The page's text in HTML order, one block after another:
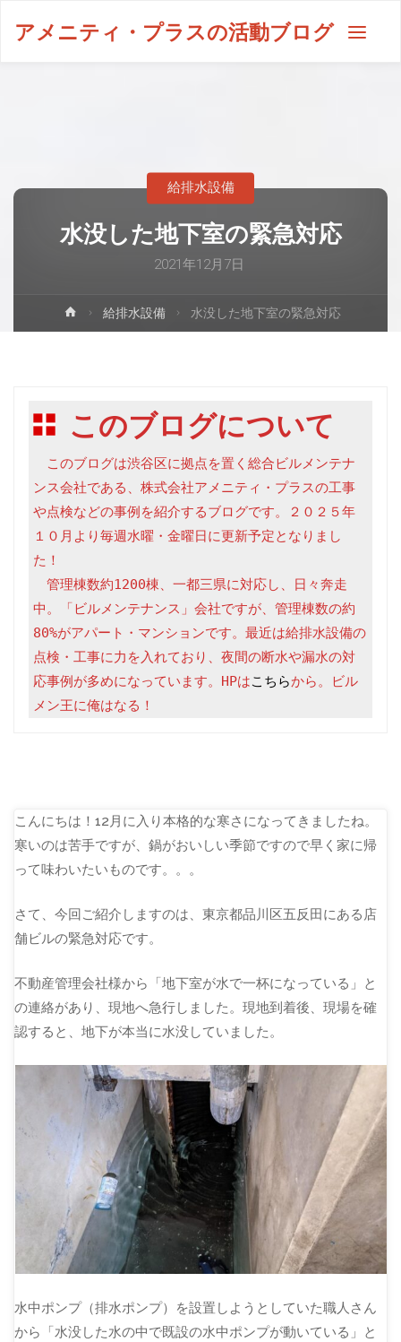
アメニティ・プラスの活動ブログ
水没した地下室の緊急対応
2021年12月7日
給排水設備
給排水設備 水没した地下室の緊急対応
このブログについて
このブログは渋谷区に拠点を置く総合ビルメンテナ
ンス会社である、株式会社アメニティ・プラスの工事
や点検などの事例を紹介するブログです。２０２５年
１０月より毎週水曜・金曜日に更新予定となりまし
た！
管理棟数約1200棟、一都三県に対応し、日々奔走
中。「ビルメンテナンス」会社ですが、管理棟数の約
80%がアパート・マンションです。最近は給排水設備の
点検・工事に力を入れており、夜間の断水や漏水の対
応事例が多めになっています。HPはこちらから。ビル
メン王に俺はなる！
こんにちは！12月に入り本格的な寒さになってきましたね。
寒いのは苦手ですが、鍋がおいしい季節ですので早く家に帰
って味わいたいものです。。。
さて、今回ご紹介しますのは、東京都品川区五反田にある店
舗ビルの緊急対応です。
不動産管理会社様から「地下室が水で一杯になっている」と
の連絡があり、現地へ急行しました。現地到着後、現場を確
認すると、地下が本当に水没していました。
水中ポンプ（排水ポンプ）を設置しようとしていた職人さん
から「水没した水の中で既設の水中ポンプが動いている」と